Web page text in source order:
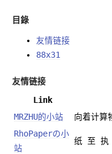
目錄
友情链接
88x31
友情链接
Link
MRZHU的小站
向着计算
RhoPaperの小
站
纸 至 执